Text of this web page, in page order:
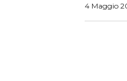
4 Maggio